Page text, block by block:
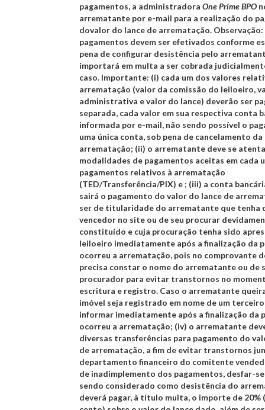
pagamentos, a administradora One Prime BPO
arrematante por e-mail para a realização do
dovalor do lance de arrematação. Observação:
pagamentos devem ser efetivados conforme
pena de configurar desistência pelo
importará em multa a ser cobrada
caso. Importante: (i) cada um dos valores
arrematação (valor da comissão do leiloeiro,
administrativa e valor do lance) deverão ser
separada, cada valor em sua respectiva conta
informada por e-mail, não sendo possível o
uma única conta, sob pena de cancelamento da
arrematação; (ii) o arrematante deve se
modalidades de pagamentos aceitas em cada
pagamentos relativos à arrematação
(TED/Transferência/PIX) e ; (iii) a conta
sairá o pagamento do valor do lance de
ser de titularidade do arrematante que tenha
vencedor no site ou de seu procurar
constituído e cuja procuração tenha sido
leiloeiro imediatamente após a finalização da
ocorreu a arrematação, pois no comprovante
precisa constar o nome do arrematante ou de
procurador para evitar transtornos no
escritura e registro. Caso o arrematante
imóvel seja registrado em nome de um
informar imediatamente após a finalização da
ocorreu a arrematação; (iv) o arrematante
diversas transferências para pagamento do
de arrematação, a fim de evitar transtornos
departamento financeiro do comitente
de inadimplemento dos pagamentos, desfar-
sendo considerado como desistência do
deverá pagar, à título multa, o importe de 20%